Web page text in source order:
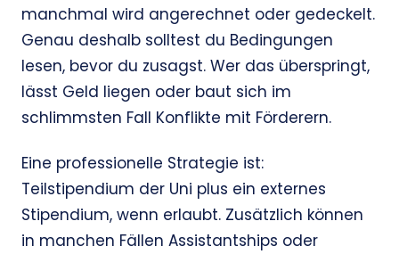
manchmal wird angerechnet oder gedeckelt.
Genau deshalb solltest du Bedingungen
lesen, bevor du zusagst. Wer das überspringt,
lässt Geld liegen oder baut sich im
schlimmsten Fall Konflikte mit Förderern.
Eine professionelle Strategie ist:
Teilstipendium der Uni plus ein externes
Stipendium, wenn erlaubt. Zusätzlich können
in manchen Fällen Assistantships oder